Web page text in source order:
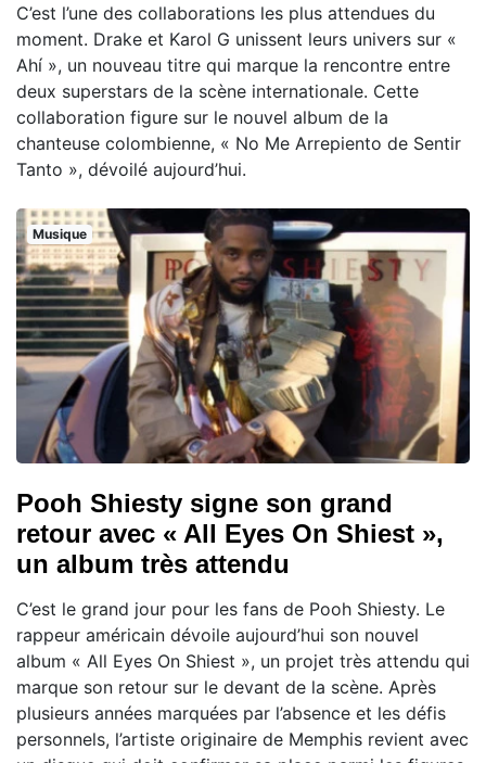
C’est l’une des collaborations les plus attendues du
moment. Drake et Karol G unissent leurs univers sur «
Ahí », un nouveau titre qui marque la rencontre entre
deux superstars de la scène internationale. Cette
collaboration figure sur le nouvel album de la
chanteuse colombienne, « No Me Arrepiento de Sentir
Tanto », dévoilé aujourd’hui.
Musique
Pooh Shiesty signe son grand
retour avec « All Eyes On Shiest »,
un album très attendu
C’est le grand jour pour les fans de Pooh Shiesty. Le
rappeur américain dévoile aujourd’hui son nouvel
album « All Eyes On Shiest », un projet très attendu qui
marque son retour sur le devant de la scène. Après
plusieurs années marquées par l’absence et les défis
personnels, l’artiste originaire de Memphis revient avec